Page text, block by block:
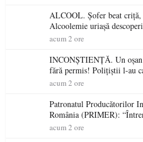
ALCOOL. Șofer beat
Alcoolemie uriașă
acum 2 ore
INCONȘTIENȚĂ. Un
fără permis! Polițiștii l-au
acum 2 ore
Patronatul Producătorilor
România (PRIMER):
electrică a fabricilor de
acum 2 ore